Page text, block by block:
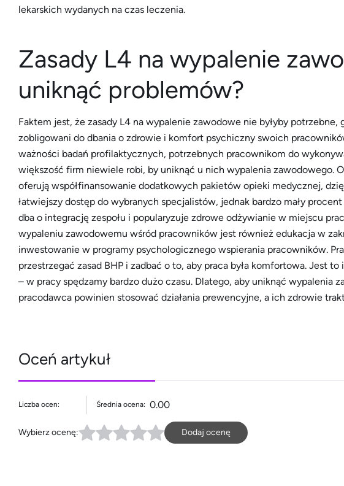
lekarskich wydanych na czas leczenia.
Zasady L4 na wypalenie
uniknąć problemów?
Faktem jest, że zasady L4 na wypalenie zawodowe nie byłyby
zobligowani do dbania o zdrowie i komfort psychiczny swoich
ważności badań profilaktycznych, potrzebnych pracownikom do
większość firm niewiele robi, by uniknąć u nich wypalenia zawodowego.
oferują współfinansowanie dodatkowych pakietów opieki medycznej,
łatwiejszy dostęp do wybranych specjalistów, jednak bardzo mały
dba o integrację zespołu i popularyzuje zdrowe odżywianie w miejscu
wypaleniu zawodowemu wśród pracowników jest również edukacja w
inwestowanie w programy psychologicznego wspierania pracowników.
przestrzegać zasad BHP i zadbać o to, aby praca była komfortowa. Jest
– w pracy spędzamy bardzo dużo czasu. Dlatego, aby uniknąć wypalenia
pracodawca powinien stosować działania prewencyjne, a ich zdrowie
Oceń artykuł
Liczba ocen: Średnia ocena: 0.00
Wybierz ocenę: Dodaj ocenę